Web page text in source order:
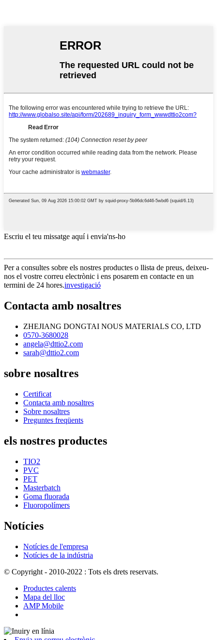
Escriu el teu missatge aquí i envia'ns-ho
Per a consultes sobre els nostres productes o llista de preus, deixeu-
nos el vostre correu electrònic i ens posarem en contacte en un
termini de 24 hores.investigació
Contacta amb nosaltres
ZHEJIANG DONGTAI NOUS MATERIALS CO, LTD
0570-3680028
angela@dttio2.com
sarah@dttio2.com
sobre nosaltres
Certificat
Contacta amb nosaltres
Sobre nosaltres
Preguntes freqüents
els nostres productes
TIO2
PVC
PET
Masterbatch
Goma fluorada
Fluoropolímers
Notícies
Notícies de l'empresa
Notícies de la indústria
© Copyright - 2010-2022 : Tots els drets reservats.
Productes calents
Mapa del lloc
AMP Mobile